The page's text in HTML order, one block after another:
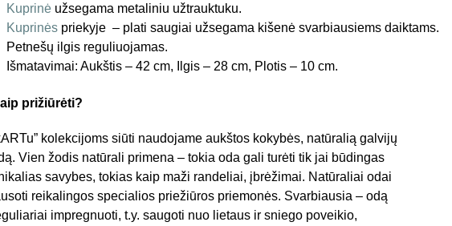
Kuprinėužsegama metaliniu užtrauktuku.
Kuprinėspriekyje – plati saugiai užsegama kišenė svarbiausiems daiktams.
Petnešų ilgis reguliuojamas.
Išmatavimai: Aukštis – 42 cm, Ilgis – 28 cm, Plotis – 10 cm.
prižiūrėti?
kolekcijoms siūti naudojame aukštos kokybės, natūralią galvijų
Vien žodis natūrali primena – tokia oda gali turėti tik jai būdingas
savybes, tokias kaip maži randeliai, įbrėžimai. Natūraliai odai
reikalingos specialios priežiūros priemonės. Svarbiausia – odą
impregnuoti, t.y. saugoti nuo lietaus ir sniego poveikio,